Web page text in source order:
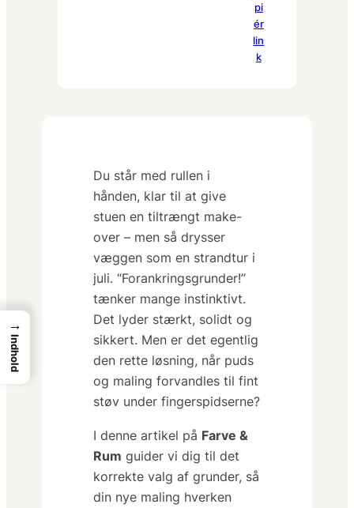
pi
ér
lin
k
Du står med rullen i
hånden, klar til at give
stuen en tiltrængt make-
over – men så drysser
væggen som en strandtur i
juli.“Forankringsgrunder!”
tænker mange instinktivt.
Det lyder stærkt, solidt og
sikkert. Men er det egentlig
den rette løsning, når puds
og maling forvandles til fint
støv under fingerspidserne?
I denne artikel på Farve &
Rum guider vi dig til det
korrekte valg af grunder, så
din nye maling hverken
→
Indhold